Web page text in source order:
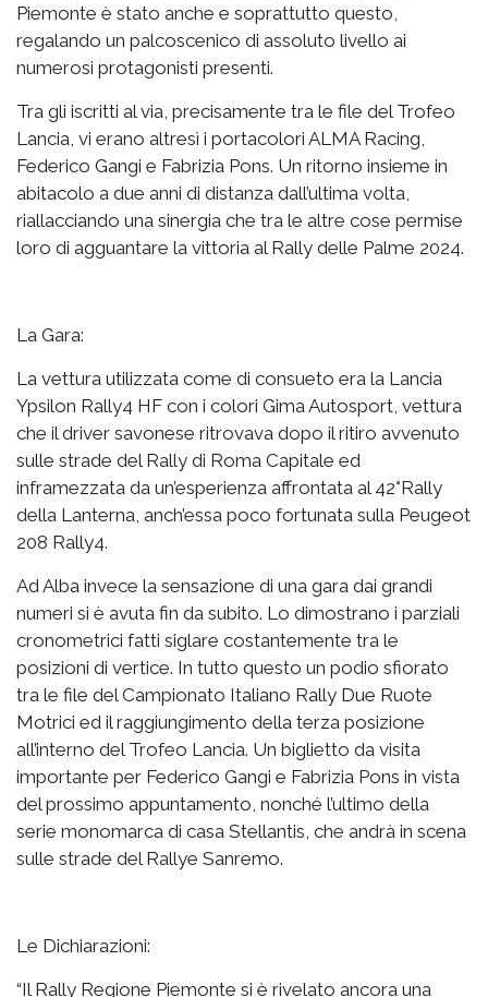
Piemonte è stato anche e soprattutto questo,
regalando un palcoscenico di assoluto livello ai
numerosi protagonisti presenti.
Tra gli iscritti al via, precisamente tra le file del Trofeo
Lancia, vi erano altresì i portacolori ALMA Racing,
Federico Gangi e Fabrizia Pons. Un ritorno insieme in
abitacolo a due anni di distanza dall’ultima volta,
riallacciando una sinergia che tra le altre cose permise
loro di agguantare la vittoria al Rally delle Palme 2024.
La Gara:
La vettura utilizzata come di consueto era la Lancia
Ypsilon Rally4 HF con i colori Gima Autosport, vettura
che il driver savonese ritrovava dopo il ritiro avvenuto
sulle strade del Rally di Roma Capitale ed
inframezzata da un’esperienza affrontata al 42°Rally
della Lanterna, anch’essa poco fortunata sulla Peugeot
208 Rally4.
Ad Alba invece la sensazione di una gara dai grandi
numeri si è avuta fin da subito. Lo dimostrano i parziali
cronometrici fatti siglare costantemente tra le
posizioni di vertice. In tutto questo un podio sfiorato
tra le file del Campionato Italiano Rally Due Ruote
Motrici ed il raggiungimento della terza posizione
all’interno del Trofeo Lancia. Un biglietto da visita
importante per Federico Gangi e Fabrizia Pons in vista
del prossimo appuntamento, nonché l’ultimo della
serie monomarca di casa Stellantis, che andrà in scena
sulle strade del Rallye Sanremo.
Le Dichiarazioni:
“Il Rally Regione Piemonte si è rivelato ancora una